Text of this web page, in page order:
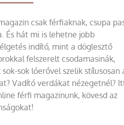
csak férfiaknak, csupa
És hát mi is lehetne jobb
indító, mint a döglesztő
felszerelt csodamasinák,
sok lóerővel szelik stílusosan
Vadító verdákat nézegetnél?
férfi magazinunk, kövesd az